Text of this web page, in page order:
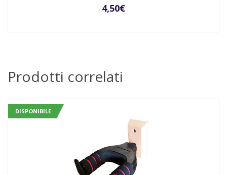
4,50€
Prodotti correlati
DISPONIBILE